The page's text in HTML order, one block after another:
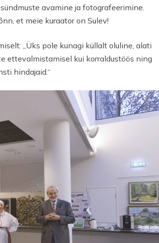
avamine ja fotografeerimine.
et meie kuraator on Sulev!
„Üks pole kunagi küllalt oluline, alati
ettevalmistamisel kui korraldustöös ning
hindajaid.“